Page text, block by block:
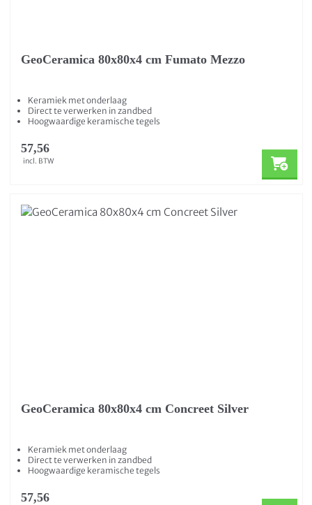
GeoCeramica 80x80x4 cm Fumato Mezzo
Keramiek met onderlaag
Direct te verwerken in zandbed
Hoogwaardige keramische tegels
57,56
incl. BTW
GeoCeramica 80x80x4 cm Concreet Silver
Keramiek met onderlaag
Direct te verwerken in zandbed
Hoogwaardige keramische tegels
57,56